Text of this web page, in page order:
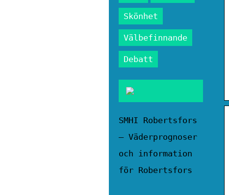
Skönhet
Välbefinnande
Debatt
SMHI Robertsfors
– Väderprognoser
och information
för Robertsfors